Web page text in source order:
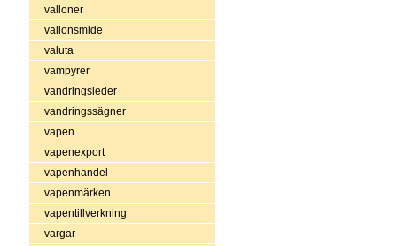
valloner
vallonsmide
valuta
vampyrer
vandringsleder
vandringssägner
vapen
vapenexport
vapenhandel
vapenmärken
vapentillverkning
vargar